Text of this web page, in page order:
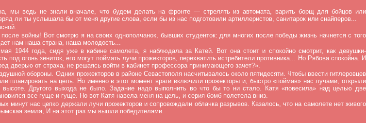
мы ведь не знали вначале, что будем делать на фронте — стрелять из автомата, варить борщ для бойцов или
ли ты услышала бы от меня другие слова, если бы из нас подготовили артиллеристов, санитарок или снайперов...
войны! Вот смотрю я на своих однополчанок, бывших студенток: для многих после победы жизнь начнется с того
нам наша страна, наша молодость...
1944 года, сидя уже в кабине самолета, я наблюдала за Катей. Вот она стоит и спокойно смотрит, как девушки-
огонь зениток, его могут поймать лучи прожекторов, перехватить истребители противника... Но Рябова спокойна. И
дверью от страха, не решаясь войти в кабинет профессора принимающего зачет?».
обороны. Одних прожекторов в районе Севастополя насчитывалось около пятидесяти. Чтобы ввести гитлеровцев
планировать на цель. Но именно в этот момент враги включили прожекторы и, быстро «поймав» нас лучами, открыли
Другого выхода не было. Задание надо выполнить во что бы то ни стало. Катя «повесила» над целью две
все гуще и гуще. Но вот Катя навела меня на цель, и серия бомб полетела вниз.
минут нас цепко держали лучи прожекторов и сопровождали облачка разрывов. Казалось, что на самолете нет живого
земля, И на этот раз мы вышли победителями.